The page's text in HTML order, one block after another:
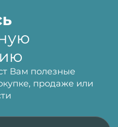
Вам полезные
продаже или